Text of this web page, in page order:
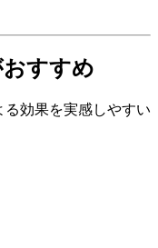
すすめ
る効果を実感しやすい